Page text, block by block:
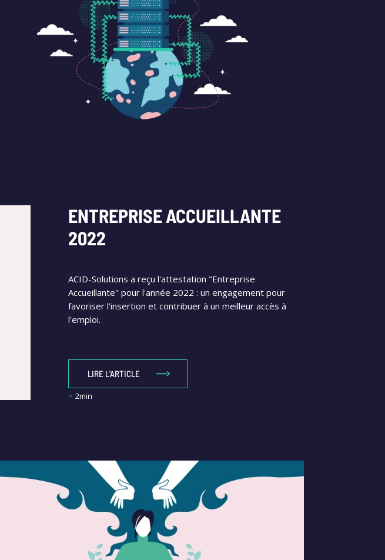
ENTREPRISE ACCUEILLANTE
2022
ACID-Solutions a reçu l'attestation "Entreprise
Accueillante" pour l'année 2022 : un engagement pour
favoriser l'insertion et contribuer à un meilleur accès à
l'emploi.
LIRE L'ARTICLE
~ 2min